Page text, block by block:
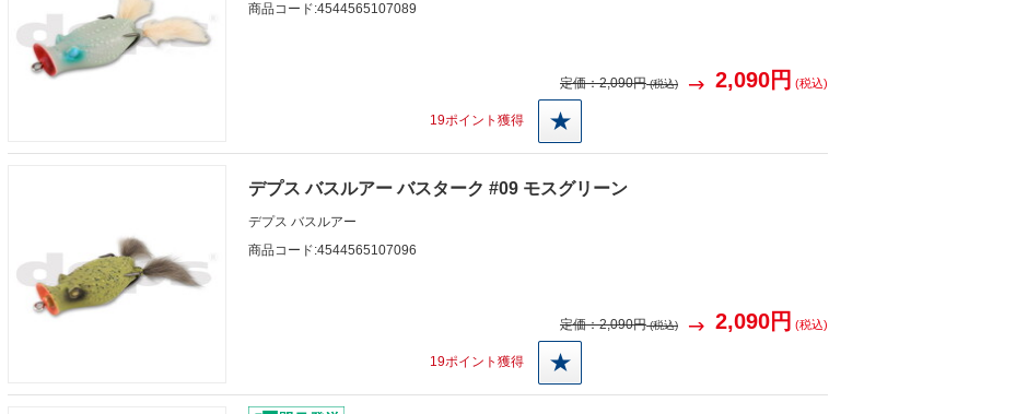
商品コード:4544565107089
定価：2,090円(税込) 2,090円 (税込)
19ポイント獲得
デプス バスルアー バスターク #09 モスグリーン
デプス バスルアー
商品コード:4544565107096
定価：2,090円(税込) 2,090円 (税込)
19ポイント獲得